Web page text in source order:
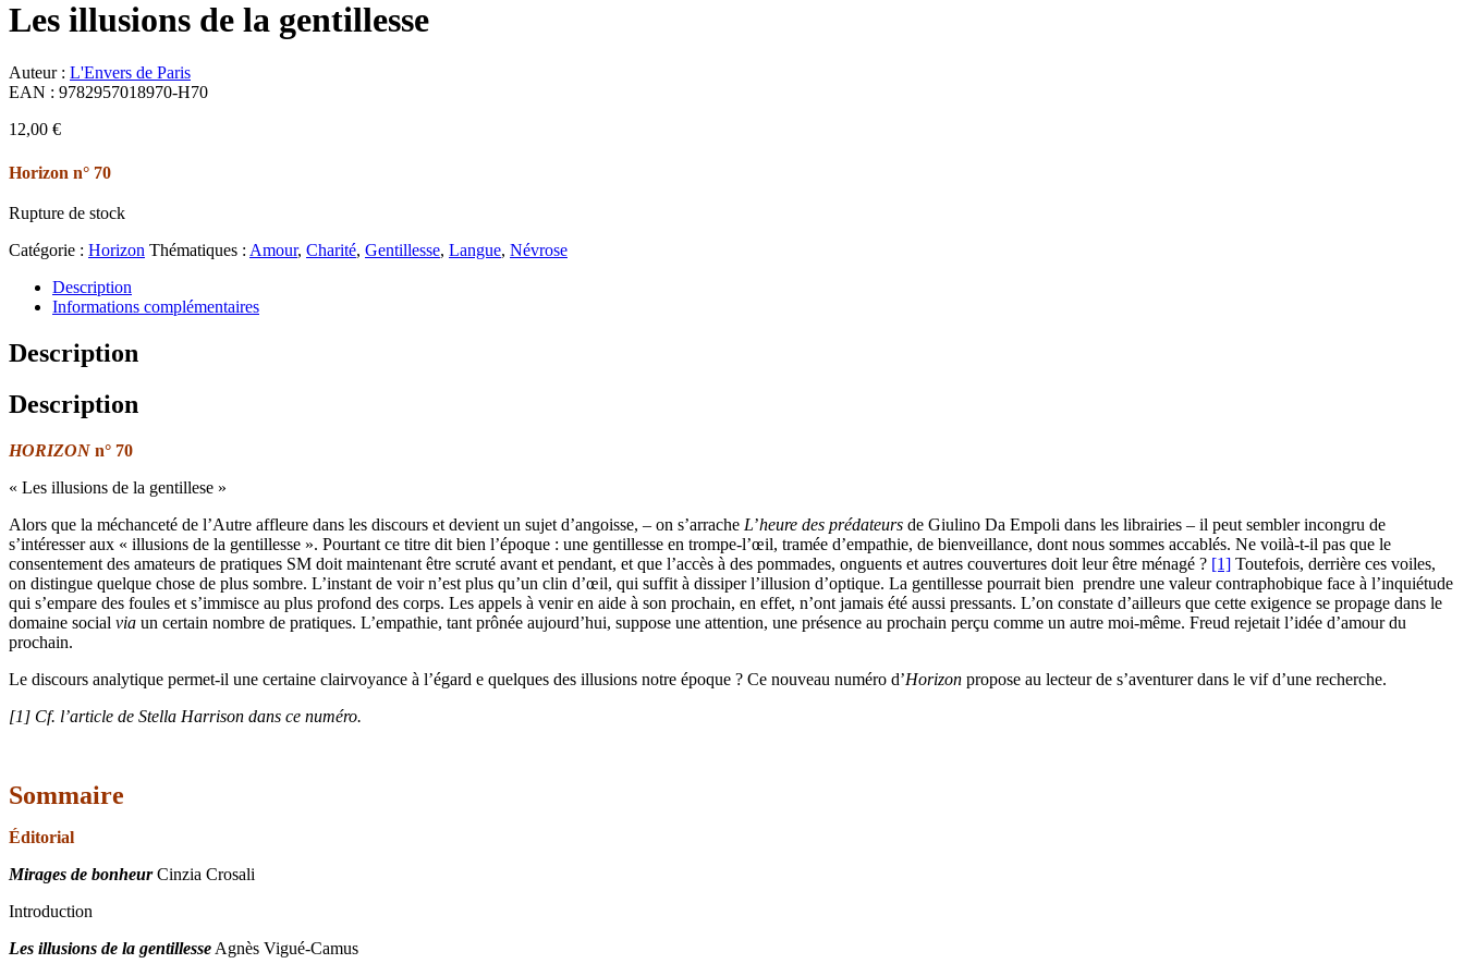
Les illusions de la gentillesse
Auteur : L'Envers de Paris
EAN : 9782957018970-H70
12,00 €
Horizon n° 70
Rupture de stock
Catégorie : Horizon Thématiques : Amour, Charité, Gentillesse, Langue, Névrose
Description
Informations complémentaires
Description
Description
HORIZON n° 70
« Les illusions de la gentillese »
Alors que la méchanceté de l’Autre affleure dans les discours et devient un sujet d’angoisse, – on s’arrache L’heure des prédateurs de Giulino Da Empoli dans les librairies – il peut sembler incongru de
s’intéresser aux « illusions de la gentillesse ». Pourtant ce titre dit bien l’époque : une gentillesse en trompe-l’œil, tramée d’empathie, de bienveillance, dont nous sommes accablés. Ne voilà-t-il pas que le
consentement des amateurs de pratiques SM doit maintenant être scruté avant et pendant, et que l’accès à des pommades, onguents et autres couvertures doit leur être ménagé ? [1] Toutefois, derrière ces voiles,
on distingue quelque chose de plus sombre. L’instant de voir n’est plus qu’un clin d’œil, qui suffit à dissiper l’illusion d’optique. La gentillesse pourrait bien prendre une valeur contraphobique face à l’inquiétude
qui s’empare des foules et s’immisce au plus profond des corps. Les appels à venir en aide à son prochain, en effet, n’ont jamais été aussi pressants. L’on constate d’ailleurs que cette exigence se propage dans le
domaine social via un certain nombre de pratiques. L’empathie, tant prônée aujourd’hui, suppose une attention, une présence au prochain perçu comme un autre moi-même. Freud rejetait l’idée d’amour du
prochain.
Le discours analytique permet-il une certaine clairvoyance à l’égard e quelques des illusions notre époque ? Ce nouveau numéro d’Horizon propose au lecteur de s’aventurer dans le vif d’une recherche.
[1] Cf. l’article de Stella Harrison dans ce numéro.
Sommaire
Éditorial
Mirages de bonheurCinzia Crosali
Introduction
Les illusions de la gentillesse Agnès Vigué-Camus